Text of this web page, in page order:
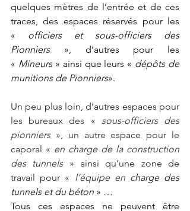
quelques mètres de l’entrée et de ces
traces, des espaces réservés pour les
« officiers et sous-officiers des
Pionniers », d’autres pour les
« Mineurs » ainsi que leurs « dépôts de
munitions de Pionniers».
Un peu plus loin, d’autres espaces pour
les bureaux des « sous-officiers des
pionniers », un autre espace pour le
caporal « en charge de la construction
des tunnels » ainsi qu’une zone de
travail pour « l’équipe en charge des
tunnels et du béton » …
Tous ces espaces ne peuvent être